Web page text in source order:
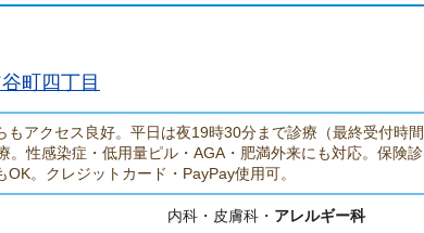
町四丁目
もアクセス良好。平日は夜19時30分まで診療（最終受付時間
。性感染症・低用量ピル・AGA・肥満外来にも対応。保険診
。クレジットカード・PayPay使用可。
内科・皮膚科・ アレルギー科